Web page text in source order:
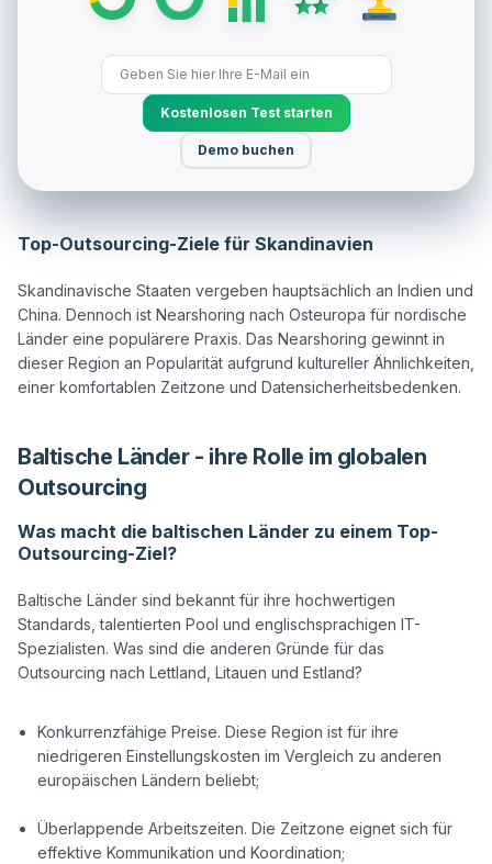
Kostenlosen Test starten
Demo buchen
Top-Outsourcing-Ziele für Skandinavien
Skandinavische Staaten vergeben hauptsächlich an Indien und
China. Dennoch ist Nearshoring nach Osteuropa für nordische
Länder eine populärere Praxis. Das Nearshoring gewinnt in
dieser Region an Popularität aufgrund kultureller Ähnlichkeiten,
Baltische Länder - ihre Rolle im globalen
Outsourcing
Was macht die baltischen Länder zu einem Top-
Outsourcing-Ziel?
Baltische Länder sind bekannt für ihre hochwertigen
Standards, talentierten Pool und englischsprachigen IT-
Spezialisten. Was sind die anderen Gründe für das
Outsourcing nach Lettland, Litauen und Estland?
Konkurrenzfähige Preise. Diese Region ist für ihre
niedrigeren Einstellungskosten im Vergleich zu anderen
europäischen Ländern beliebt;
Überlappende Arbeitszeiten. Die Zeitzone eignet sich für
effektive Kommunikation und Koordination;